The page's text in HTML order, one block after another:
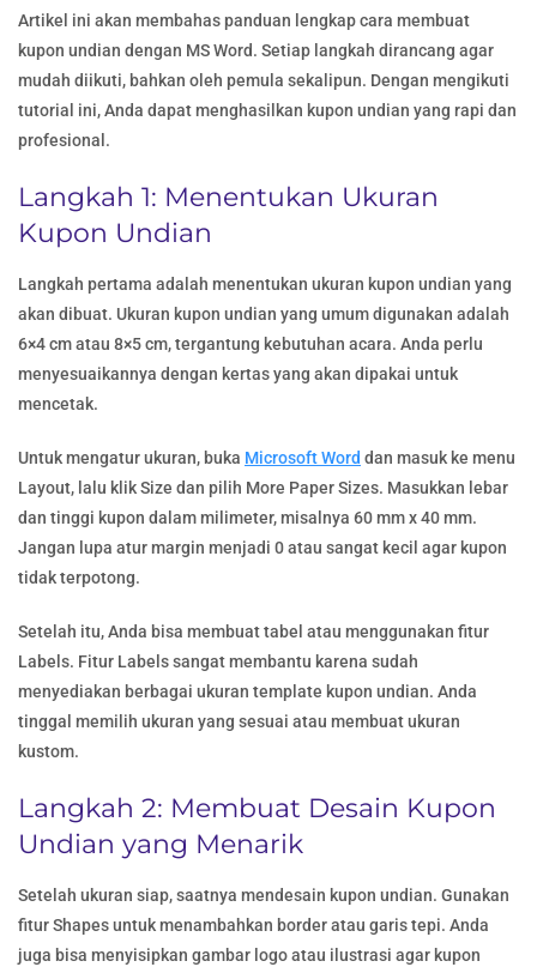
Artikel ini akan membahas panduan lengkap cara membuat
kupon undian dengan MS Word. Setiap langkah dirancang agar
mudah diikuti, bahkan oleh pemula sekalipun. Dengan mengikuti
tutorial ini, Anda dapat menghasilkan kupon undian yang rapi dan
profesional.
Langkah 1: Menentukan Ukuran
Kupon Undian
Langkah pertama adalah menentukan ukuran kupon undian yang
akan dibuat. Ukuran kupon undian yang umum digunakan adalah
6×4 cm atau 8×5 cm, tergantung kebutuhan acara. Anda perlu
menyesuaikannya dengan kertas yang akan dipakai untuk
mencetak.
Untuk mengatur ukuran, buka Microsoft Word dan masuk ke menu
Layout, lalu klik Size dan pilih More Paper Sizes. Masukkan lebar
dan tinggi kupon dalam milimeter, misalnya 60 mm x 40 mm.
Jangan lupa atur margin menjadi 0 atau sangat kecil agar kupon
tidak terpotong.
Setelah itu, Anda bisa membuat tabel atau menggunakan fitur
Labels. Fitur Labels sangat membantu karena sudah
menyediakan berbagai ukuran template kupon undian. Anda
tinggal memilih ukuran yang sesuai atau membuat ukuran
kustom.
Langkah 2: Membuat Desain Kupon
Undian yang Menarik
Setelah ukuran siap, saatnya mendesain kupon undian. Gunakan
fitur Shapes untuk menambahkan border atau garis tepi. Anda
juga bisa menyisipkan gambar logo atau ilustrasi agar kupon